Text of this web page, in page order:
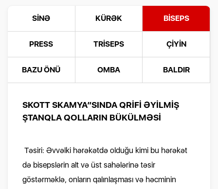
SINƏ KÜRƏK BISEPS
PRESS TRISEPS ÇIYIN
BAZU ÖNÜ OMBA BALDIR
SKOTT SKAMYA”SINDA QRİFİ ƏYİLMİŞ
ŞTANQLA QOLLARIN BÜKÜLMƏSİ
Təsiri: Əvvəlki hərəkətdə olduğu kimi bu hərəkət
də bisepslərin alt və üst sahələrinə təsir
göstərməklə, onların qalınlaşması və həcminin